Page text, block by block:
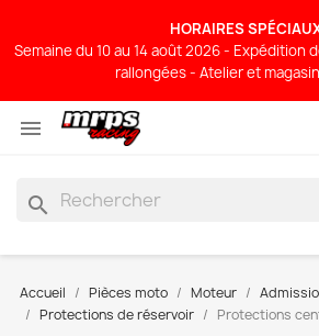
HORAIRES
Semaine du 10 au 14 août 2026 - Expédition
rallongées - Atelier et

search
Accueil Pièces moto Moteur
Protections de réservoir
Protections